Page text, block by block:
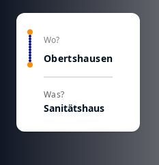
Wo?
Obertshausen
Was?
Sanitätshaus